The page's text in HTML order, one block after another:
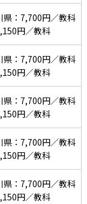
県：7,700円／教科
円／教科
県：7,700円／教科
円／教科
県：7,700円／教科
円／教科
県：7,700円／教科
円／教科
県：7,700円／教科
円／教科